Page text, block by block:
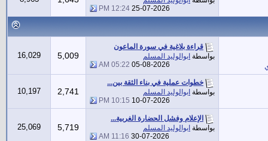
25-07-2026
12:24 PM
قراءة بلاغية في سورة الماعون
بواسطة ابوالوليد المسلم
05-08-2026
05:22 AM
5,009
16,029
خطوات عملية في بناء الثقة بين...
بواسطة ابوالوليد المسلم
10-07-2026
10:15 PM
2,741
10,197
الإعلام وفشل الحضارة الغربية...
بواسطة ابوالوليد المسلم
30-07-2026
11:16 AM
5,719
25,069